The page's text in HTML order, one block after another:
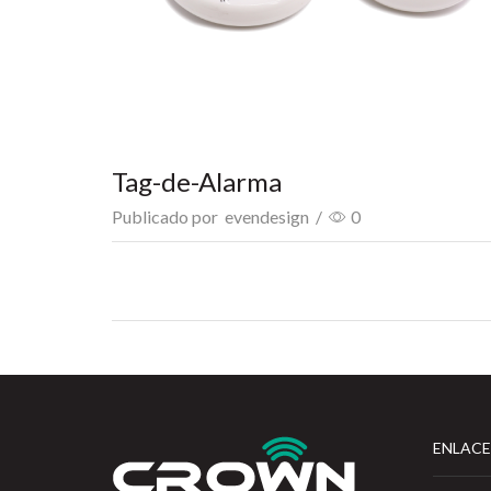
Tag-de-Alarma
Publicado por evendesign / 0